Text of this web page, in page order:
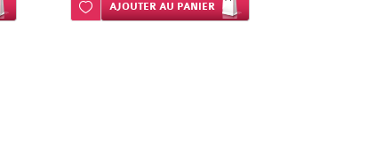
Ajouter à ma liste d’envie
AJOUTER AU PANIER